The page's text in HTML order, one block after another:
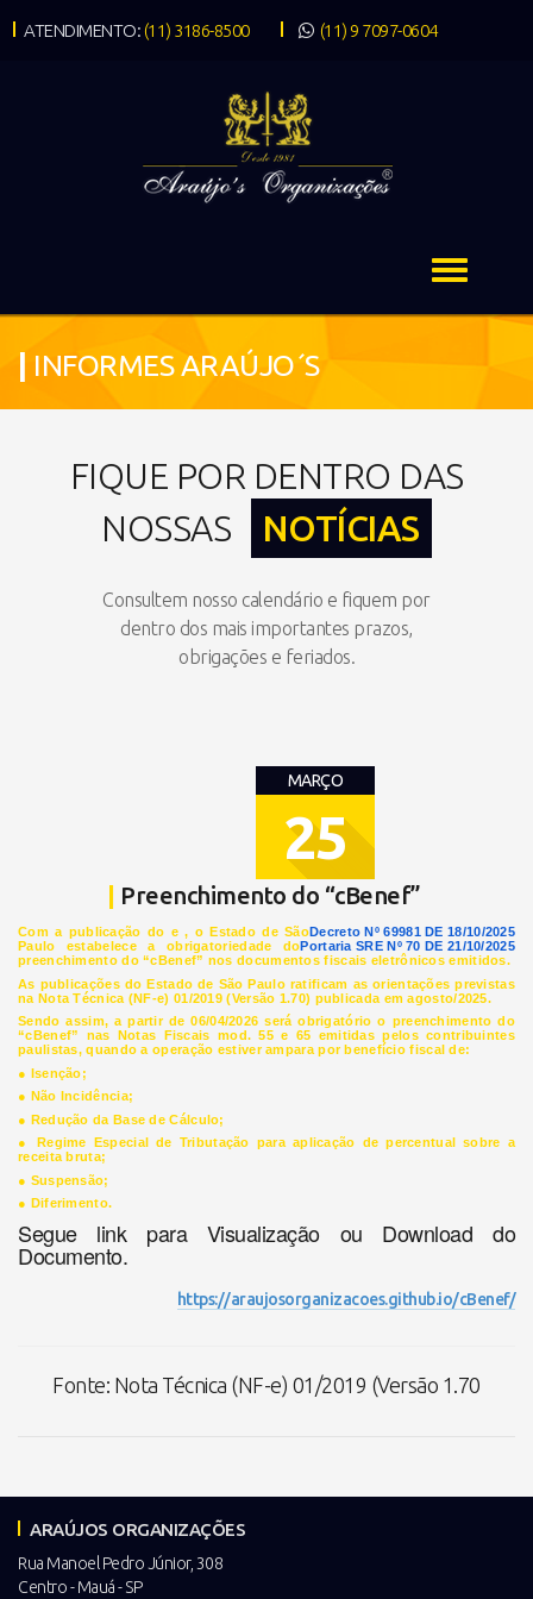
ATENDIMENTO: (11) 3186-8500 (11) 9 7097-0604
INFORMES ARAÚJO´S
FIQUE POR DENTRO DAS
NOSSAS
NOTÍCIAS
Consultem nosso calendário e fiquem por
dentro dos mais importantes prazos,
obrigações e feriados.
MARÇO
25
Preenchimento do “cBenef”
Com a publicação do Decreto Nº 69981 DE 18/10/2025
e
Portaria SRE Nº 70 DE 21/10/2025
, o Estado de São
Paulo estabelece a obrigatoriedade do
preenchimento do“cBenef” nos documentos fiscais eletrônicos emitidos.
As publicações do Estado de São Paulo ratificam as orientações previstas
na Nota Técnica (NF-e) 01/2019 (Versão 1.70) publicada em agosto/2025.
Sendo assim, a partir de 06/04/2026 será obrigatório o preenchimento do
“cBenef”
nas Notas Fiscais mod. 55 e 65 emitidas pelos contribuintes
paulistas, quando a operação estiver ampara por benefício fiscal de:
● Isenção;
● Não Incidência;
● Redução da Base de Cálculo;
● Regime Especial de Tributação para aplicação de percentual sobre a
receita bruta;
● Suspensão;
● Diferimento.
Segue link para Visualização ou Download do
Documento.
https://araujosorganizacoes.github.io/cBenef/
Fonte: Nota Técnica (NF-e) 01/2019 (Versão 1.70
ARAÚJOS ORGANIZAÇÕES
Rua Manoel Pedro Júnior, 308
Centro - Mauá - SP